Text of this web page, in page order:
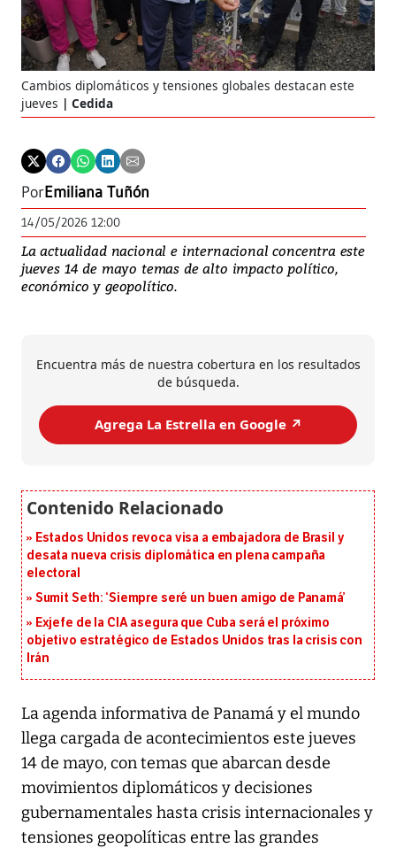
Cambios diplomáticos y tensiones globales destacan este
jueves
Cedida
PorEmiliana Tuñón
14/05/2026 12:00
La actualidad nacional e internacional concentra este
jueves 14 de mayo temas de alto impacto político,
económico y geopolítico.
Encuentra más de nuestra cobertura en los resultados
de búsqueda.
Agrega La Estrella en Google ↗️
Estados Unidos revoca visa a embajadora de Brasil y
desata nueva crisis diplomática en plena campaña
electoral
Sumit Seth: ‘Siempre seré un buen amigo de Panamá’
Exjefe de la CIA asegura que Cuba será el próximo
objetivo estratégico de Estados Unidos tras la crisis con
Irán
La agenda informativa de Panamá y el mundo
llega cargada de acontecimientos este jueves
14 de mayo, con temas que abarcan desde
movimientos diplomáticos y decisiones
gubernamentales hasta crisis internacionales y
tensiones geopolíticas entre las grandes